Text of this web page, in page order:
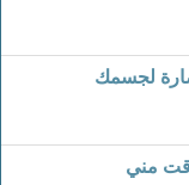
لجسمك
مني